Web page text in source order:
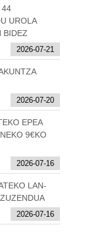
44
UROLA
BIDEZ
2026-07-21
2026-07-20
EPEA
9€KO
2026-07-16
LAN-
2026-07-16